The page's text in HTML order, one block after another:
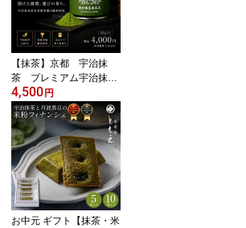
お菓子 高級菓子 京寿庵
ともえ お取り寄せ お土
産 プレゼント 贈り物
【抹茶】京都 宇治抹
茶 プレミアム宇治抹
茶 慶香 西村番茶屋本
店 番茶屋 最高級 有
名 お茶 茶 緑茶 抹
茶 国産 日本茶 お抹
茶 グリーンティー 送
料無料 お取り寄せ お
土産 贈り物 ギフト
贈答 プレゼント プレ
ミアム抹茶慶香』宇治茶
品評会6年連続受賞
4,500 円
お中元 ギフト【抹茶・米